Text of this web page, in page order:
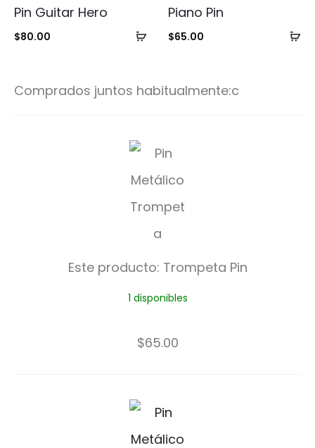
Añadir
Pin Guitar Hero
$80.00
Piano Pin
$65.00
Comprados juntos habitualmente:c
T
r
o
m
t
a
n
Este producto: Trompeta Pin
1 disponibles
$65.00
G
o